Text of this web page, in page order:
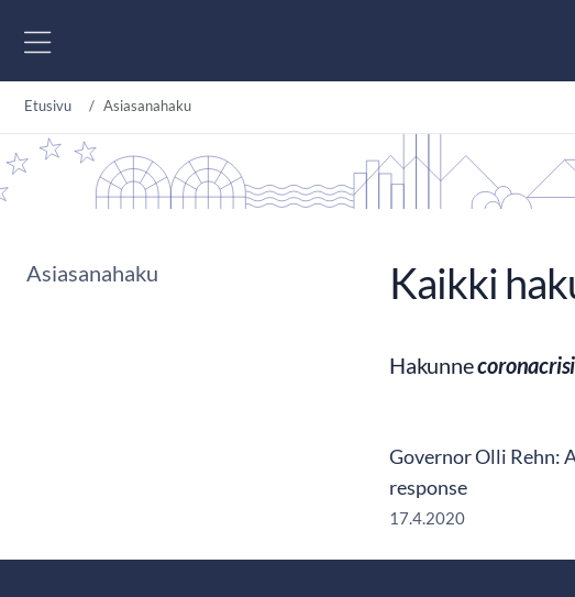
Etusivu Asiasanahaku
Asiasanahaku Kaikki
Hakunne
Governor Olli Rehn:
response
17.4.2020